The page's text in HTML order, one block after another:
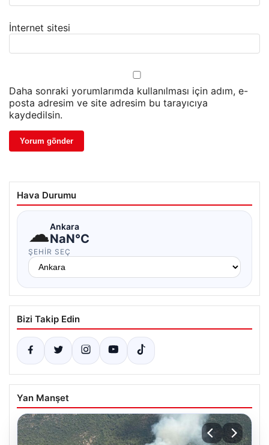
İnternet sitesi
Daha sonraki yorumlarımda kullanılması için adım, e-
posta adresim ve site adresim bu tarayıcıya
kaydedilsin.
Hava Durumu
☁Ankara
NaN°C
ŞEHIR SEÇ
Bizi Takip Edin
Yan Manşet